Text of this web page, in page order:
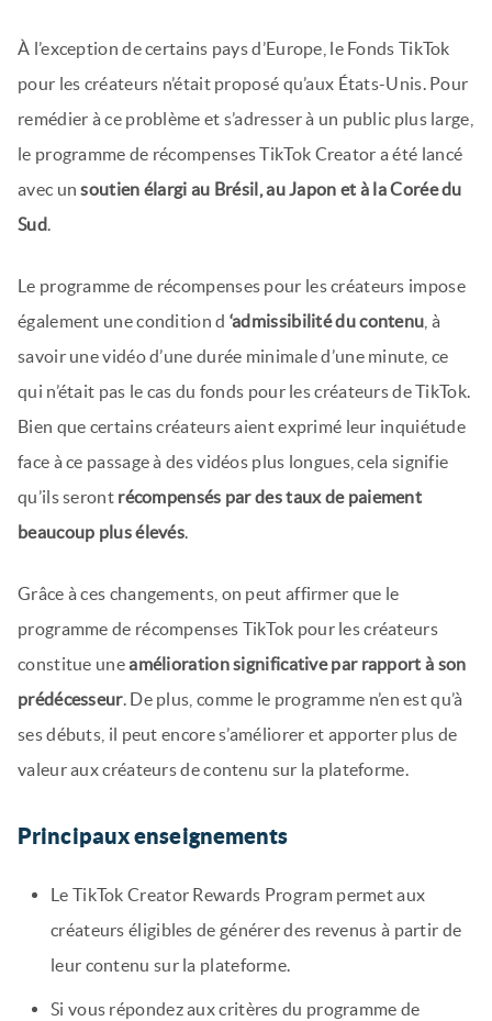
À l’exception de certains pays d’Europe, le Fonds TikTok
pour les créateurs n’était proposé qu’aux États-Unis. Pour
remédier à ce problème et s’adresser à un public plus large,
le programme de récompenses TikTok Creator a été lancé
avec unsoutien élargi au Brésil, au Japon et à la Corée du
Sud.
Le programme de récompenses pour les créateurs impose
également une condition d ‘admissibilité du contenu , à
savoir une vidéo d’une durée minimale d’une minute, ce
qui n’était pas le cas du fonds pour les créateurs de TikTok.
Bien que certains créateurs aient exprimé leur inquiétude
face à ce passage à des vidéos plus longues, cela signifie
qu’ils seront récompensés par des taux de paiement
beaucoup plus élevés.
Grâce à ces changements, on peut affirmer que le
programme de récompenses TikTok pour les créateurs
constitue uneamélioration significative par rapport à son
prédécesseur. De plus, comme le programme n’en est qu’à
ses débuts, il peut encore s’améliorer et apporter plus de
valeur aux créateurs de contenu sur la plateforme.
Principaux enseignements
Le TikTok Creator Rewards Program permet aux
créateurs éligibles de générer des revenus à partir de
leur contenu sur la plateforme.
Si vous répondez aux critères du programme de